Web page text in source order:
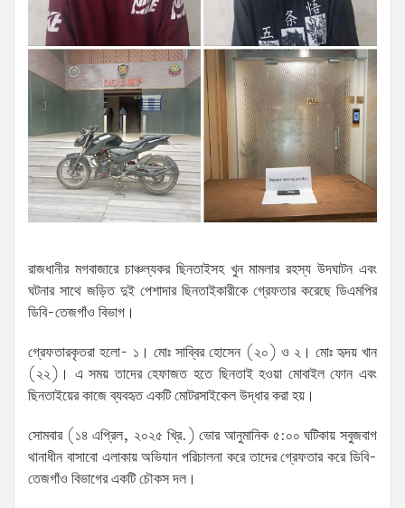
রাজধানীর মগবাজারে চাঞ্চল্যকর ছিনতাইসহ খুন মামলার রহস্য উদঘাটন এবং
ঘটনার সাথে জড়িত দুই পেশাদার ছিনতাইকারীকে গ্রেফতার করেছে ডিএমপির
ডিবি-তেজগাঁও বিভাগ।
গ্রেফতারকৃতরা হলো- ১। মোঃ সাব্বির হোসেন (২০) ও ২। মোঃ হৃদয় খান
(২২)। এ সময় তাদের হেফাজত হতে ছিনতাই হওয়া মোবাইল ফোন এবং
ছিনতাইয়ের কাজে ব্যবহৃত একটি মোটরসাইকেল উদ্ধার করা হয়।
সোমবার (১৪ এপ্রিল, ২০২৫ খ্রি.) ভোর আনুমানিক ৫:০০ ঘটিকায় সবুজবাগ
থানাধীন বাসাবো এলাকায় অভিযান পরিচালনা করে তাদের গ্রেফতার করে ডিবি-
তেজগাঁও বিভাগের একটি চৌকস দল।